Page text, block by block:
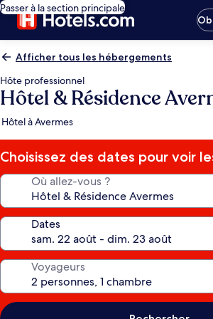
Passer à la section principale
Afficher tous les hébergements
Hôte professionnel
Hôtel & Résidence
Hôtel à Avermes
Choisissez des dates pour voir
Où allez-vous ?
Dates
Voyageurs